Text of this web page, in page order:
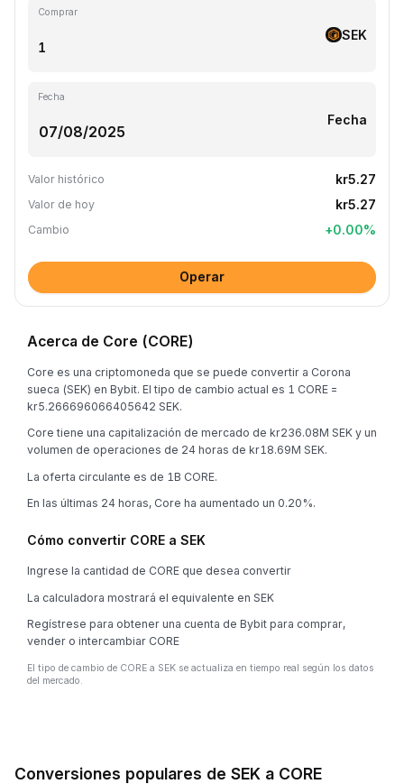
Comprar
SEK
Fecha
Fecha
Valor histórico kr5.27
Valor de hoy kr5.27
Cambio +0.00%
Operar
Acerca de Core (CORE)
Core es una criptomoneda que se puede convertir a Corona
sueca (SEK) en Bybit. El tipo de cambio actual es 1 CORE =
kr5.266696066405642 SEK.
Core tiene una capitalización de mercado de kr236.08M SEK y un
volumen de operaciones de 24 horas de kr18.69M SEK.
La oferta circulante es de 1B CORE.
En las últimas 24 horas, Core ha aumentado un 0.20%.
Cómo convertir CORE a SEK
Ingrese la cantidad de CORE que desea convertir
La calculadora mostrará el equivalente en SEK
Regístrese para obtener una cuenta de Bybit para comprar,
vender o intercambiar CORE
El tipo de cambio de CORE a SEK se actualiza en tiempo real según los datos
del mercado.
Conversiones populares de SEK a CORE